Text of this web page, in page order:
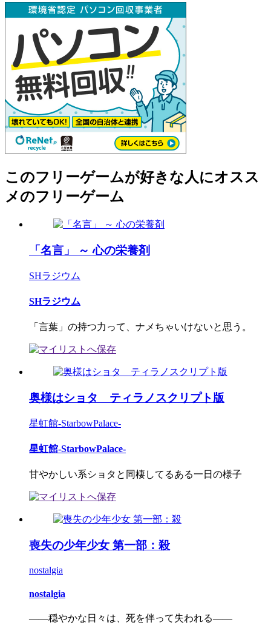
このフリーゲームが好きな人にオスス
メのフリーゲーム
「名言」 ～ 心の栄養剤
SHラジウム
SHラジウム
「言葉」の持つ力って、ナメちゃいけないと思う。
奥様はショタ ティラノスクリプト版
星虹館-StarbowPalace-
星虹館-StarbowPalace-
甘やかしい系ショタと同棲してるある一日の様子
喪失の少年少女 第一部：殺
nostalgia
nostalgia
――穏やかな日々は、死を伴って失われる――